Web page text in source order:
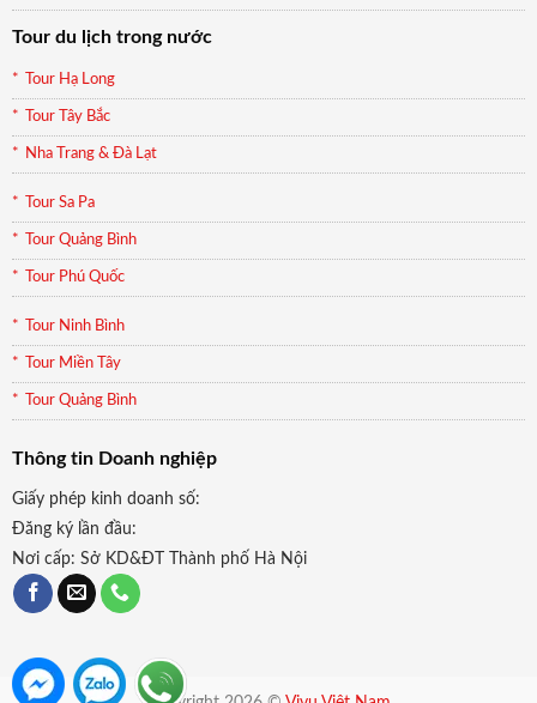
Tour du lịch trong nước
Tour Hạ Long
Tour Tây Bắc
Nha Trang & Đà Lạt
Tour Sa Pa
Tour Quảng Bình
Tour Phú Quốc
Tour Ninh Bình
Tour Miền Tây
Tour Quảng Bình
Thông tin Doanh nghiệp
Giấy phép kinh doanh số:
Đăng ký lần đầu:
Nơi cấp: Sở KD&ĐT Thành phố Hà Nội